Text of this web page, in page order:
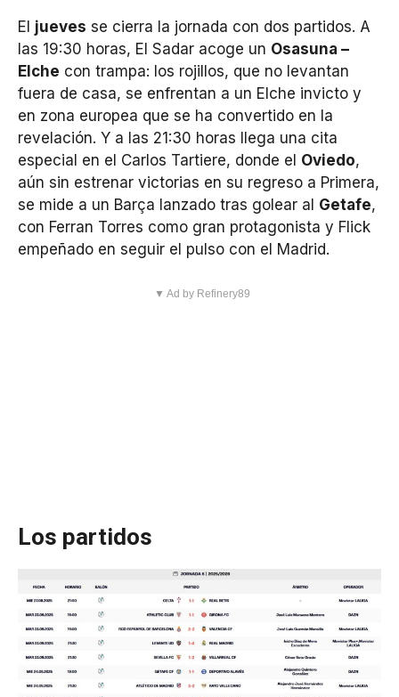
El jueves se cierra la jornada con dos partidos. A
las 19:30 horas, El Sadar acoge un Osasuna –
Elche con trampa: los rojillos, que no levantan
fuera de casa, se enfrentan a un Elche invicto y
en zona europea que se ha convertido en la
revelación. Y a las 21:30 horas llega una cita
especial en el Carlos Tartiere, donde el Oviedo,
aún sin estrenar victorias en su regreso a Primera,
se mide a un Barça lanzado tras golear al Getafe,
con Ferran Torres como gran protagonista y Flick
empeñado en seguir el pulso con el Madrid.
▼ Ad by Refinery89
Los partidos